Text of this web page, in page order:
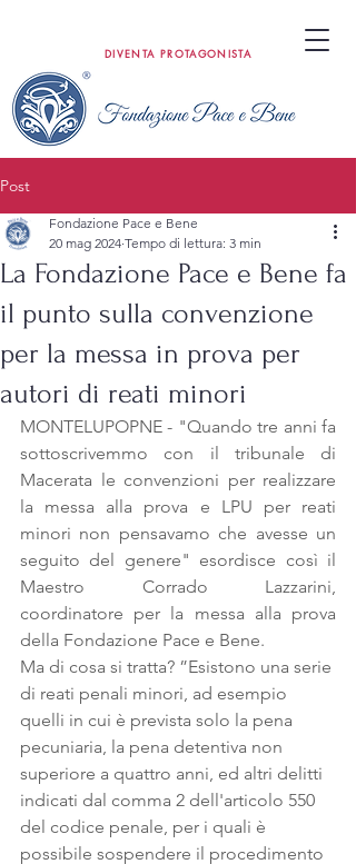
DIVENTA PROTAGONISTA
Post
La Fondazione Pace e Bene fa
il punto sulla convenzione
per la messa in prova per
autori di reati minori
Fondazione Pace e Bene
20 mag 2024 Tempo di lettura: 3 min
MONTELUPOPNE - "Quando tre anni fa
sottoscrivemmo con il tribunale di
Macerata le convenzioni per realizzare
la messa alla prova e LPU per reati
minori non pensavamo che avesse un
seguito del genere" esordisce così il
Maestro Corrado Lazzarini,
coordinatore per la messa alla prova
della Fondazione Pace e Bene.
Ma di cosa si tratta? ”Esistono una serie
di reati penali minori, ad esempio
quelli in cui è prevista solo la pena
pecuniaria, la pena detentiva non
superiore a quattro anni, ed altri delitti
indicati dal comma 2 dell'articolo 550
del codice penale, per i quali è
possibile sospendere il procedimento